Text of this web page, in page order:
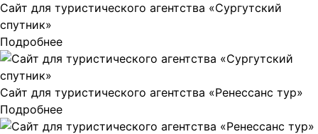
Сайт для туристического агентства «Сургутский
спутник»
Подробнее
Сайт для туристического агентства «Ренессанс тур»
Подробнее